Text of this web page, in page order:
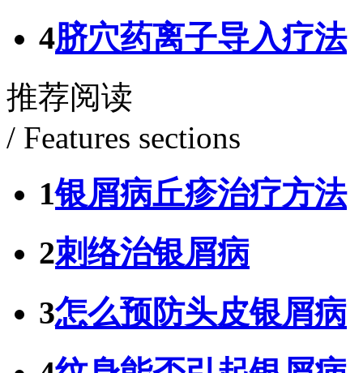
4脐穴药离子导入疗法
推荐阅读
/ Features sections
1银屑病丘疹治疗方法
2刺络治银屑病
3怎么预防头皮银屑病